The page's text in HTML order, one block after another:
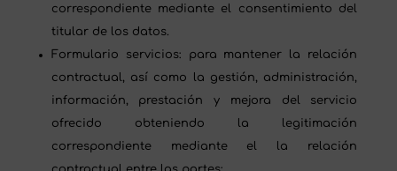
correspondiente mediante el consentimiento del
titular de los datos.
Formulario servicios: para mantener la relación
contractual, así como la gestión, administración,
información, prestación y mejora del servicio
ofrecido obteniendo la legitimación
correspondiente mediante el la relación